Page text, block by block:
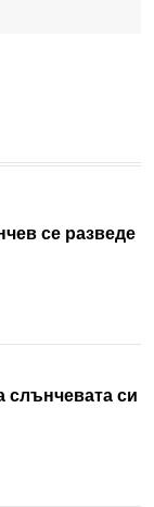
се разведе
слънчевата си